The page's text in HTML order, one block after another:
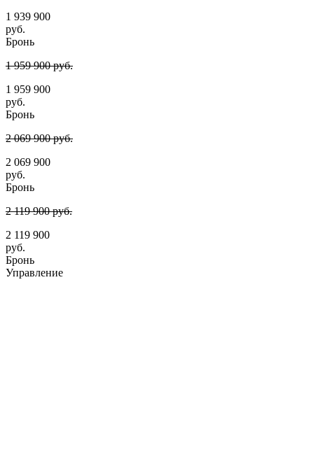
1 939 900
руб.
Бронь
1 959 900 руб.
1 959 900
руб.
Бронь
2 069 900 руб.
2 069 900
руб.
Бронь
2 119 900 руб.
2 119 900
руб.
Бронь
Управление